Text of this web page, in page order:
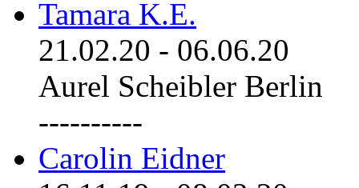
Tamara K.E.
21.02.20 - 06.06.20
Aurel Scheibler Berlin
----------
Carolin Eidner